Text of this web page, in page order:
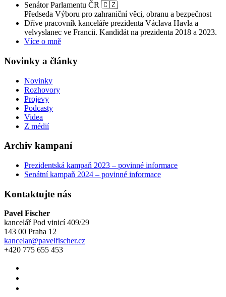
Senátor Parlamentu ČR 🇨🇿
Předseda Výboru pro zahraniční věci, obranu a bezpečnost
Dříve pracovník kanceláře prezidenta Václava Havla a
velvyslanec ve Francii. Kandidát na prezidenta 2018 a 2023.
Více o mně
Novinky a články
Novinky
Rozhovory
Projevy
Podcasty
Videa
Z médií
Archiv kampaní
Prezidentská kampaň 2023 – povinné informace
Senátní kampaň 2024 – povinné informace
Kontaktujte nás
Pavel Fischer
kancelář Pod vinicí 409/29
143 00 Praha 12
kancelar@pavelfischer.cz
+420 775 655 453